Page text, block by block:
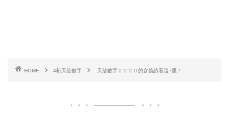
HOME 4桁天使數字 天使數字２２２０的含義請看這~里！